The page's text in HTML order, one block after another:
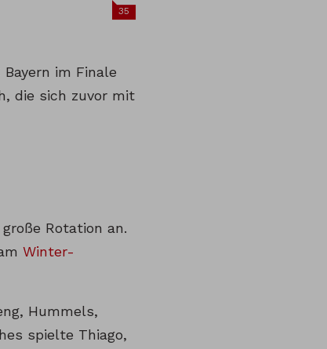
35
im Finale
die sich zuvor mit
Rotation an.
Winter-
Hummels,
spielte Thiago,